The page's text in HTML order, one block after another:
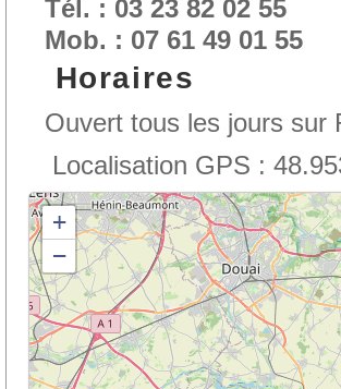
Tél. : 03 23 82 02 55
Mob. : 07 61 49 01 55
Horaires
Ouvert tous les jours sur
Localisation GPS :
+
−